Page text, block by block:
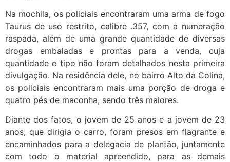
Na mochila, os policiais encontraram uma arma de fogo
Taurus de uso restrito, calibre .357, com a numeração
raspada, além de uma grande quantidade de diversas
drogas embaladas e prontas para a venda, cuja
quantidade e tipo não foram detalhados nesta primeira
divulgação. Na residência dele, no bairro Alto da Colina,
os policiais encontraram mais uma porção de droga e
quatro pés de maconha, sendo três maiores.
Diante dos fatos, o jovem de 25 anos e a jovem de 23
anos, que dirigia o carro, foram presos em flagrante e
encaminhados para a delegacia de plantão, juntamente
com todo o material apreendido, para as demais